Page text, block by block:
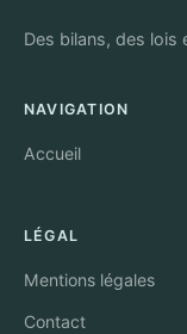
Des bilans, des lois
NAVIGATION
Accueil
LÉGAL
Mentions légales
Contact